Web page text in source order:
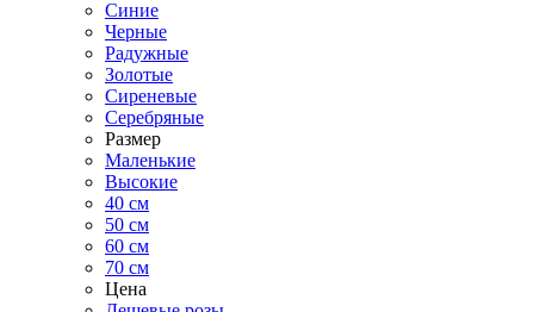
Синие
Черные
Радужные
Золотые
Сиреневые
Серебряные
Размер
Маленькие
Высокие
40 см
50 см
60 см
70 см
Цена